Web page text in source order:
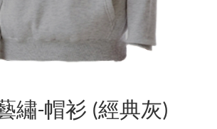
繡-帽衫 (經典灰)